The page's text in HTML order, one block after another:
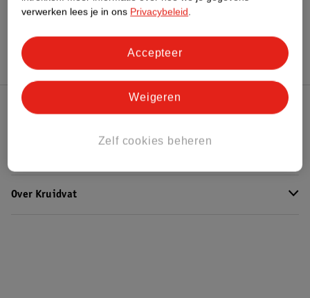
Kruidvat Club
Over Kruidvat
verwerken lees je in ons Privacybeleid.
Zelf cookies beheren
Weigeren
Accepteer